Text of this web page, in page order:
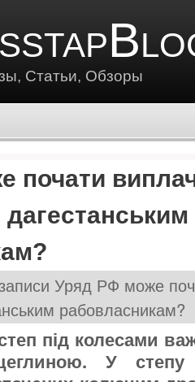
Статьи, Обзоры
почати
Уряд РФ може
рабовласникам?
під колесами
У